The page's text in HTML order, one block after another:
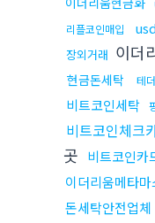
리플코인매입
장외거래 이더
현금돈세탁
테
비트코인세탁
비트코인체크
곳 비트코인카
이더리움메타마
돈세탁안전업체